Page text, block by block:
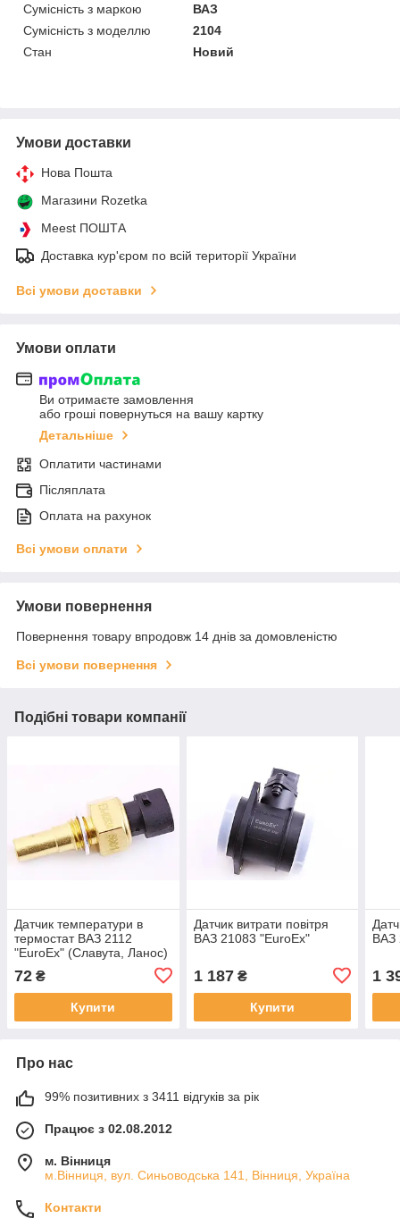
Сумісність з маркою
ВАЗ
Сумісність з моделлю
2104
Стан
Новий
Умови доставки
Нова Пошта
Магазини Rozetka
Meest ПОШТА
Доставка кур'єром по всій території України
Всі умови доставки
Умови оплати
Ви отримаєте замовлення
або гроші повернуться на вашу картку
Детальніше
Оплатити частинами
Післяплата
Оплата на рахунок
Всі умови оплати
Умови повернення
Повернення товару впродовж 14 днів за домовленістю
Всі умови повернення
Подібні товари компанії
Датчик температури в
термостат ВАЗ 2112
"EuroEx" (Славута, Ланос)
72 ₴
Купити
Датчик витрати повітря
ВАЗ 21083 "EuroEx"
1 187₴
Купити
ВАЗ
1
Про нас
99% позитивних з 3411 відгуків за рік
Працює з 02.08.2012
м. Вінниця
м.Вінниця, вул. Синьоводська 141, Вінниця, Україна
Контакти